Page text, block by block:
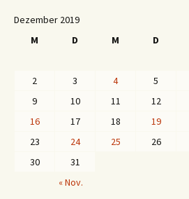
Dezember 2019
M
D M D
2
3 4 5
9
10 11 12
16
17 18 19
23
24 25 26
30
31
« Nov.